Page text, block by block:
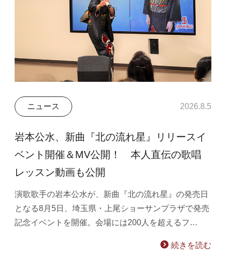
ニュース 2026.8.5
岩本公水、新曲『北の流れ星』リリースイ
ベント開催＆MV公開！ 本人直伝の歌唱
レッスン動画も公開
演歌歌手の岩本公水が、新曲『北の流れ星』の発売日
となる8月5日、埼玉県・上尾ショーサンプラザで発売
記念イベントを開催。会場には200人を超えるフ…
続きを読む